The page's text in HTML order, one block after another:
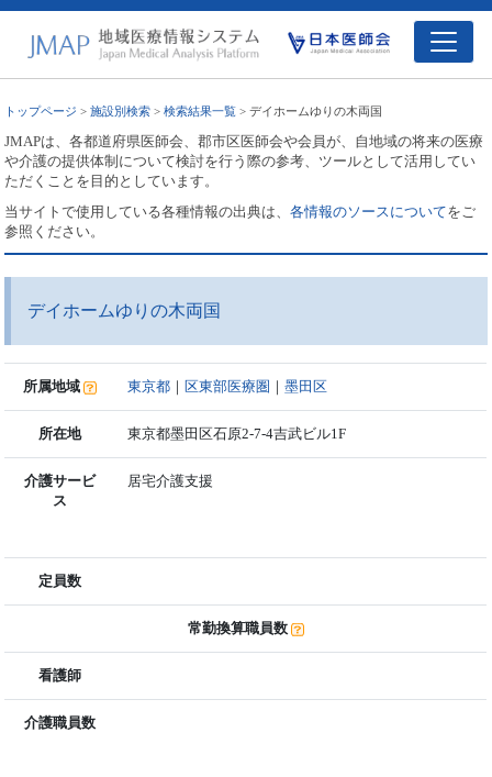
トップページ >施設別検索 >検索結果一覧 > デイホームゆりの木両国
JMAPは、各都道府県医師会、郡市区医師会や会員が、自地域の将来の医療
や介護の提供体制について検討を行う際の参考、ツールとして活用してい
ただくことを目的としています。
当サイトで使用している各種情報の出典は、各情報のソースについてをご
参照ください。
デイホームゆりの木両国
所属地域 東京都 ｜区東部医療圏 ｜墨田区
所在地 東京都墨田区石原2-7-4吉武ビル1F
介護サービ
ス
居宅介護支援
定員数
常勤換算職員数
看護師
介護職員数